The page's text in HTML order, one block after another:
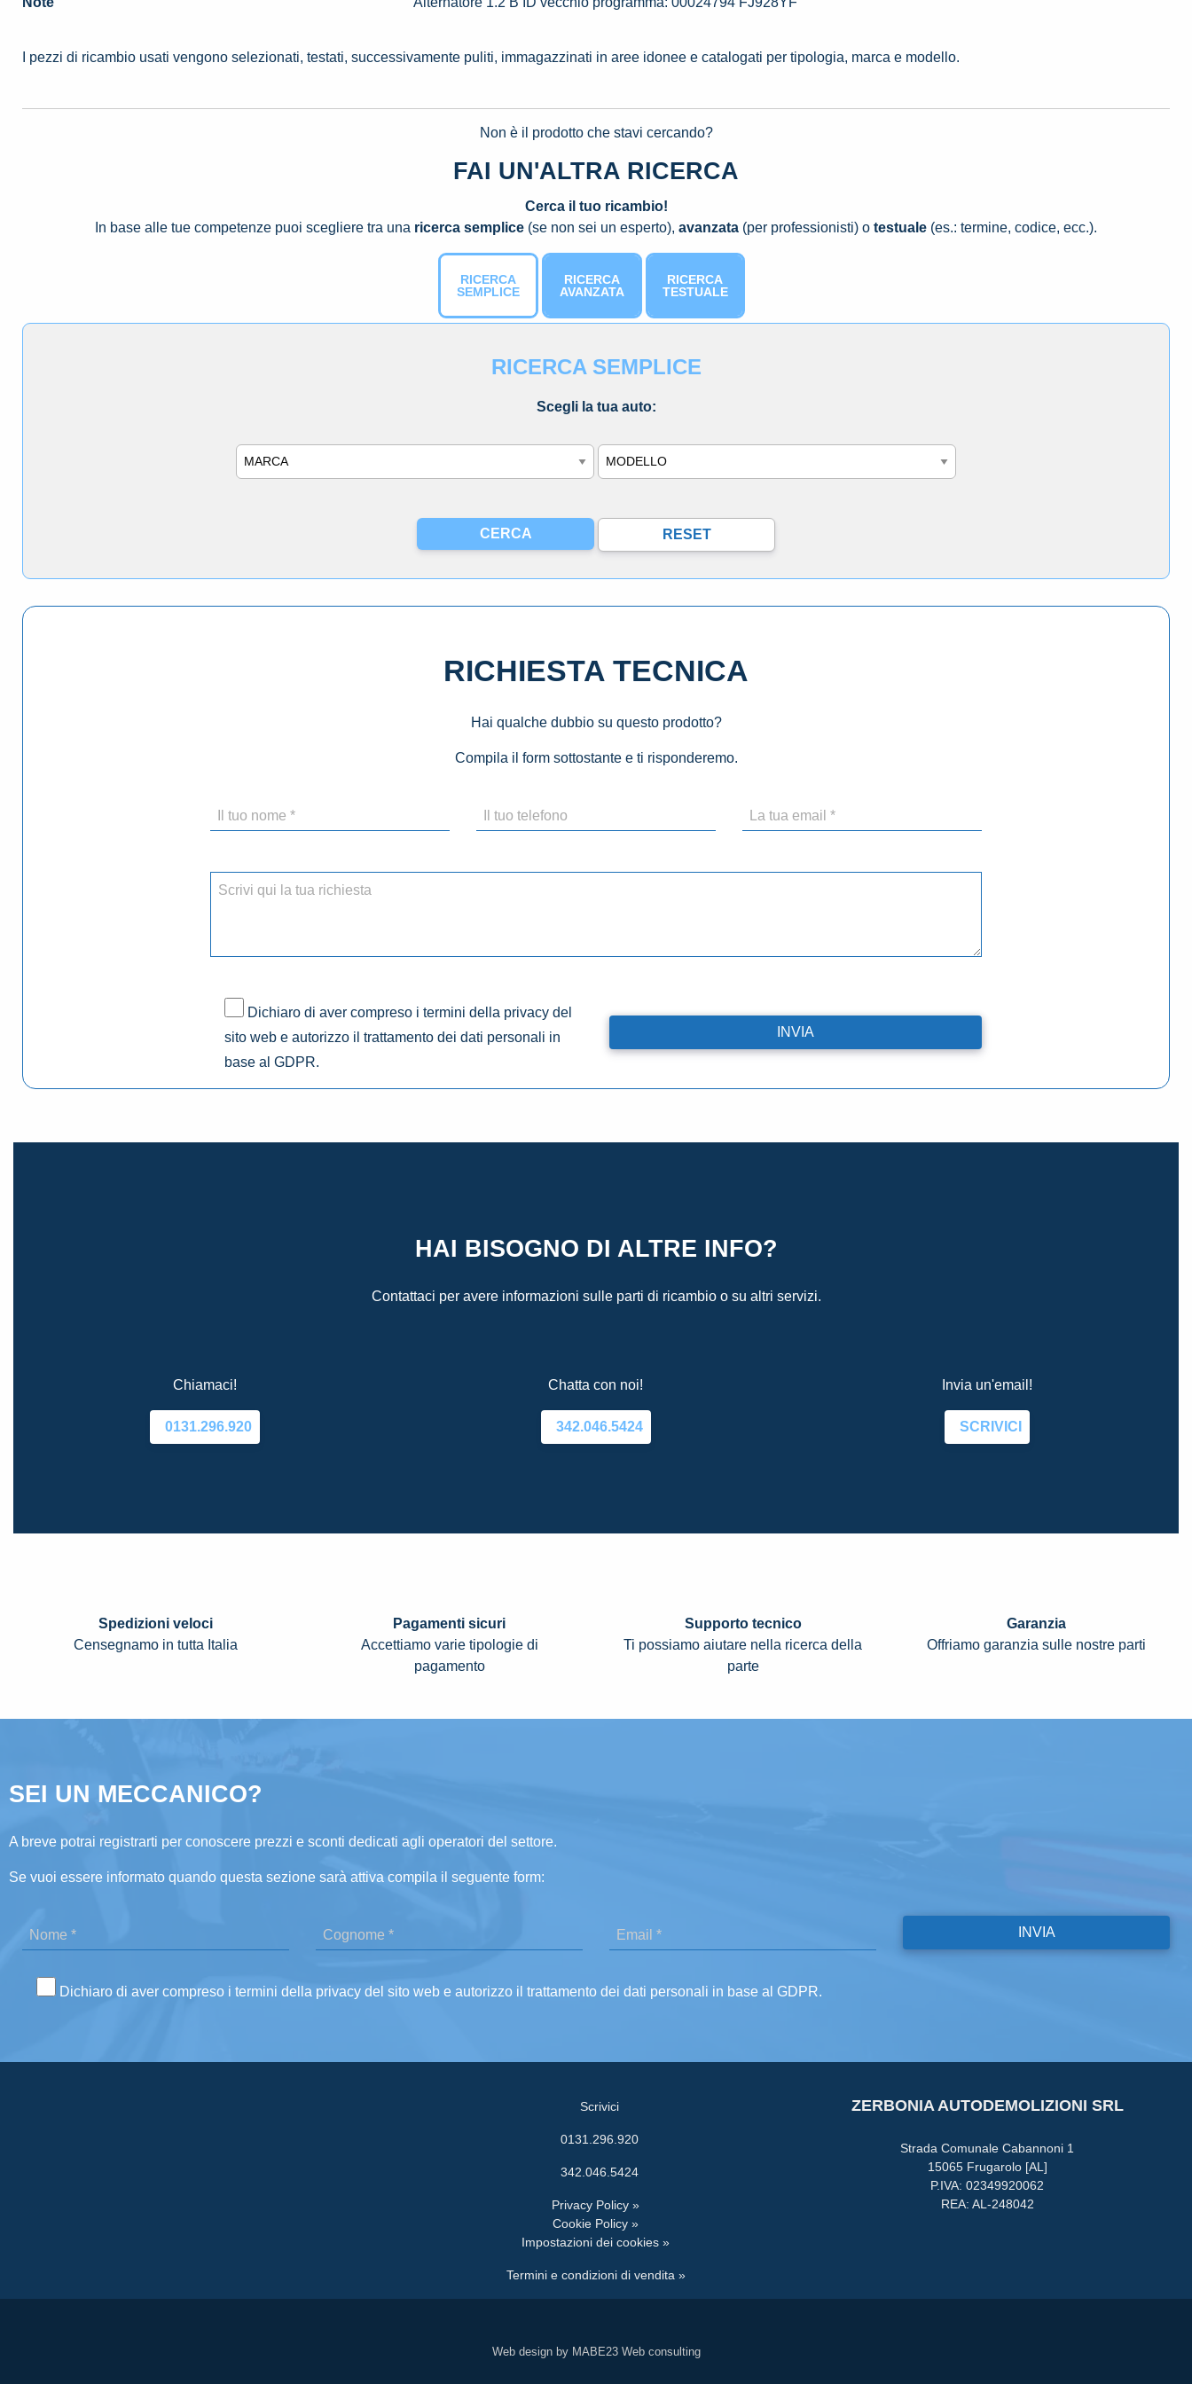
I pezzi di ricambio usati vengono selezionati, testati, successivamente puliti, immagazzinati in aree idonee e catalogati per tipologia, marca e modello.
Non è il prodotto che stavi cercando?
FAI UN'ALTRA RICERCA
Cerca il tuo ricambio!
In base alle tue competenze puoi scegliere tra una ricerca semplice (se non sei un esperto), avanzata (per professionisti) o testuale (es.: termine, codice, ecc.).
RICERCA
SEMPLICE
RICERCA
AVANZATA
RICERCA
TESTUALE
RICERCA SEMPLICE
Scegli la tua auto:
Marca Modello
RICHIESTA TECNICA
Hai qualche dubbio su questo prodotto?
Compila il form sottostante e ti risponderemo.
Dichiaro di aver compreso i termini della privacy del
sito web e autorizzo il trattamento dei dati personali in
base al GDPR.
HAI BISOGNO DI ALTRE INFO?
Contattaci per avere informazioni sulle parti di ricambio o su altri servizi.
Chiamaci!
0131.296.920
Chatta con noi!
342.046.5424
Invia un'email!
SCRIVICI
Spedizioni veloci
Censegnamo in tutta Italia
Pagamenti sicuri
Accettiamo varie tipologie di
pagamento
Supporto tecnico
Ti possiamo aiutare nella ricerca della
parte
Garanzia
Offriamo garanzia sulle nostre parti
SEI UN MECCANICO?
A breve potrai registrarti per conoscere prezzi e sconti dedicati agli operatori del settore.
Se vuoi essere informato quando questa sezione sarà attiva compila il seguente form:
Dichiaro di aver compreso i termini della privacy del sito web e autorizzo il trattamento dei dati personali in base al GDPR.
Scrivici
0131.296.920
342.046.5424
Privacy Policy »
Cookie Policy »
Impostazioni dei cookies »
Termini e condizioni di vendita »
ZERBONIA AUTODEMOLIZIONI SRL
Strada Comunale Cabannoni 1
15065 Frugarolo [AL]
P.IVA: 02349920062
REA: AL-248042
Web design by MABE23 Web consulting